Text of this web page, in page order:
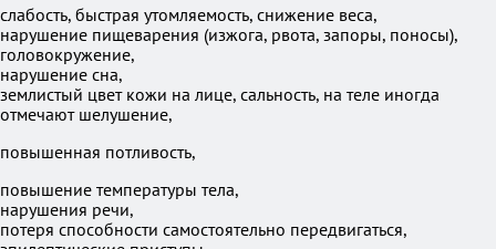
слабость, быстрая утомляемость, снижение веса,
нарушение пищеварения (изжога, рвота, запоры, поносы),
головокружение,
нарушение сна,
землистый цвет кожи на лице, сальность, на теле иногда
отмечают шелушение,
повышенная потливость,
повышение температуры тела,
нарушения речи,
потеря способности самостоятельно передвигаться,